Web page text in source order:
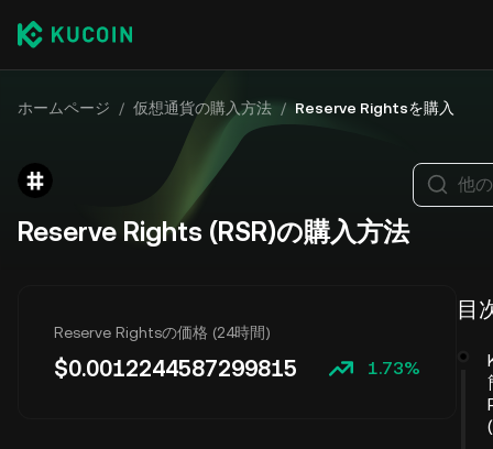
ホームページ / 仮想通貨の購入方法 / Reserve Rightsを購入
Reserve Rights (RSR)の購入方法
Reserve Rightsの価格 (24時間)
$0.0012244587299815 1.73%
他
目